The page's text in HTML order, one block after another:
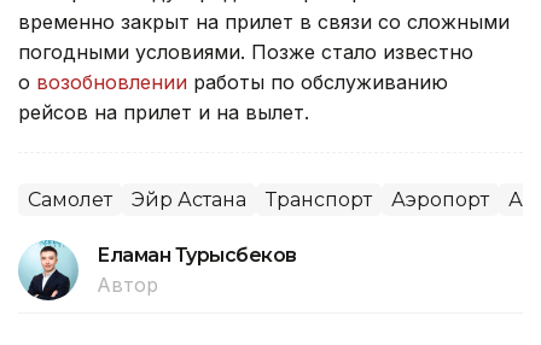
временно закрыт на прилет в связи со сложными
погодными условиями. Позже стало известно
о возобновлении работы по обслуживанию
рейсов на прилет и на вылет.
Самолет Эйр Астана Транспорт Аэропорт
Еламан Турысбеков
Автор